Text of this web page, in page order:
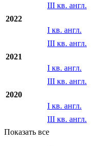
III кв. англ.
2022
I кв. англ.
III кв. англ.
2021
I кв. англ.
III кв. англ.
2020
I кв. англ.
III кв. англ.
Показать все